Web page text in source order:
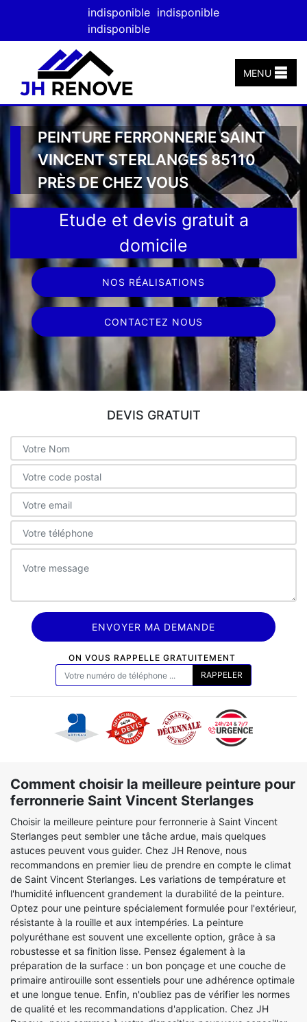
indisponible indisponible
indisponible
MENU
PEINTURE FERRONNERIE SAINT
VINCENT STERLANGES 85110
PRÈS DE CHEZ VOUS
Etude et devis gratuit a
domicile
NOS RÉALISATIONS
CONTACTEZ NOUS
DEVIS GRATUIT
ON VOUS RAPPELLE GRATUITEMENT
Comment choisir la meilleure peinture pour
ferronnerie Saint Vincent Sterlanges
Choisir la meilleure peinture pour ferronnerie à Saint Vincent
Sterlanges peut sembler une tâche ardue, mais quelques
astuces peuvent vous guider. Chez JH Renove, nous
recommandons en premier lieu de prendre en compte le climat
de Saint Vincent Sterlanges. Les variations de température et
l'humidité influencent grandement la durabilité de la peinture.
Optez pour une peinture spécialement formulée pour l'extérieur,
résistante à la rouille et aux intempéries. La peinture
polyuréthane est souvent une excellente option, grâce à sa
robustesse et sa finition lisse. Pensez également à la
préparation de la surface : un bon ponçage et une couche de
primaire antirouille sont essentiels pour une adhérence optimale
et une longue tenue. Enfin, n'oubliez pas de vérifier les normes
de qualité et les recommandations d'application. Chez JH